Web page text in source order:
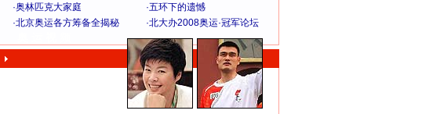
·奥林匹克大家庭 ·五环下的遗憾
·北京奥运各方筹备全揭秘 ·北大办2008奥运·冠军论坛